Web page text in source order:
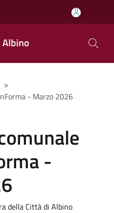
Albino
>
- Marzo 2026
-
della Città di Albino